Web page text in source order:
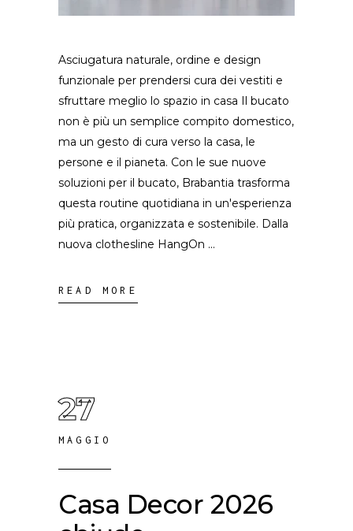
Asciugatura naturale, ordine e design
funzionale per prendersi cura dei vestiti e
sfruttare meglio lo spazio in casa Il bucato
non è più un semplice compito domestico,
ma un gesto di cura verso la casa, le
persone e il pianeta. Con le sue nuove
soluzioni per il bucato, Brabantia trasforma
questa routine quotidiana in un'esperienza
più pratica, organizzata e sostenibile. Dalla
nuova clothesline HangOn
READ MORE
27
MAGGIO
Casa Decor 2026